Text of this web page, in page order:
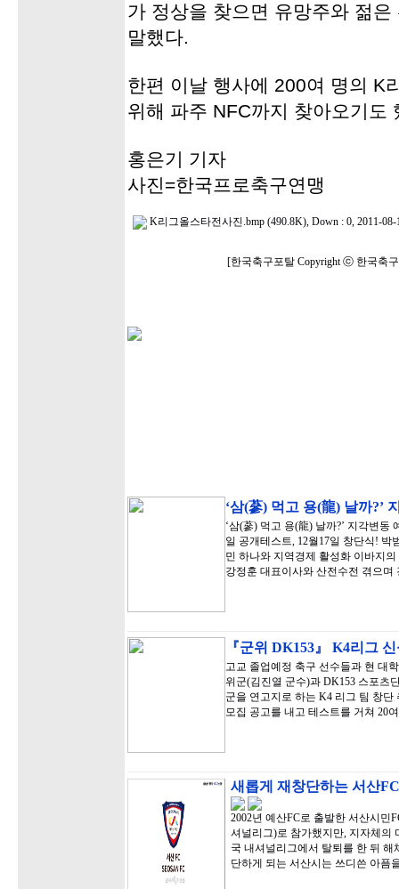
가 정상을 찾으면 유망주와 젊
말했다.
한편 이날 행사에 200여 명의 K
위해 파주 NFC까지 찾아오기도
홍은기 기자
사진=한국프로축구연맹
K리그올스타전사진.bmp (490.8K), Down : 0, 2011-08-
[한국축구포탈 Copyright ⓒ 한국축
‘삼(蔘) 먹고 용(龍) 날까
‘삼(蔘) 먹고 용(龍) 날까?’ 지각변
일 공개테스트, 12월17일 창단식! 박
민 하나와 지역경제 활성화 이바지
강정훈 대표이사와 산전수전 겪으
『군위 DK153』 K4리그
고교 졸업예정 축구 선수들과 현 대
위군(김진열 군수)과 DK153 스포츠
군을 연고지로 하는 K4 리그 팀 창단
모집 공고를 내고 테스트를 거쳐 20
새롭게 재창단하는 서산
2002년 예산FC로 출발한 서산시민
셔널리그)로 참가했지만, 지자체의
국 내셔널리그에서 탈퇴를 한 뒤 해
단하게 되는 서산시는 쓰디쓴 아픔